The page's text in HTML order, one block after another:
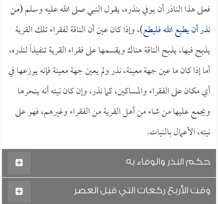
فعلى هذا الناذر أن يوفي بنذره، يقول النبي صلى الله عليه وسلم (من
نذر أن يطيع الله فليطع)، وإذا كان عين أن الناقة لفقراء تلك القرية
يذبح فيها، يذبح الناقة هناك ويقسمها على فقراء القرية تنفيذاً لنذره،
أما إذا كان ما عين جهة معينة، نذر ولم يعين جهة معينة فإنه يوزعها في
أي مكان على الفقراء والمساكين، كما نذر، وإن كان نيته أنه ينحرها
ويجمع عليها من شاء من أهل القرية من الفقراء وغيرهم، فهو على
نيته، الأعمال بالنيات.
حكم النذر والوفاء به
وقت الأربع ركعات التي قبل العصر